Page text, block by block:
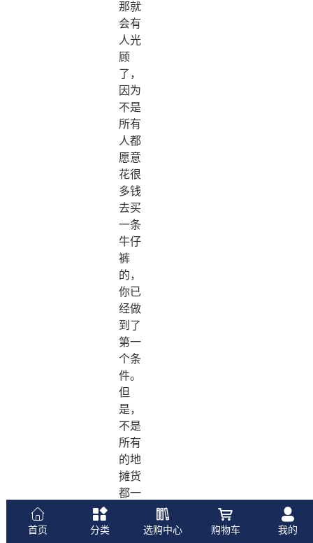
那就
会有
人光
顾
了，
因为
不是
所有
人都
愿意
花很
多钱
去买
一条
牛仔
裤
的，
你已
经做
到了
第一
个条
件。
但
是，
不是
所有
的地
摊货
都一
首页 分类 选购中心 购物车 我的